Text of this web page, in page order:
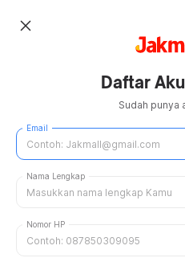
close
Daftar
Sudah punya
Email
Nama Lengkap
Nomor HP